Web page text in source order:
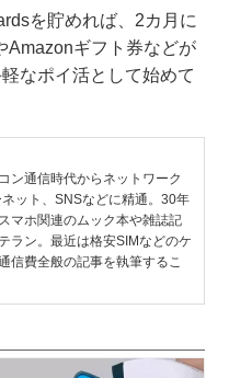
を貯めれば、2カ月に
Amazonギフト券などが
なポイ活として始めて
ン通信時代からネットワーク
ット、SNSなどに精通。30年
マホ関連のムック本や雑誌記
ラン。最近は格安SIMなどのケ
信費全般の記事を執筆するこ